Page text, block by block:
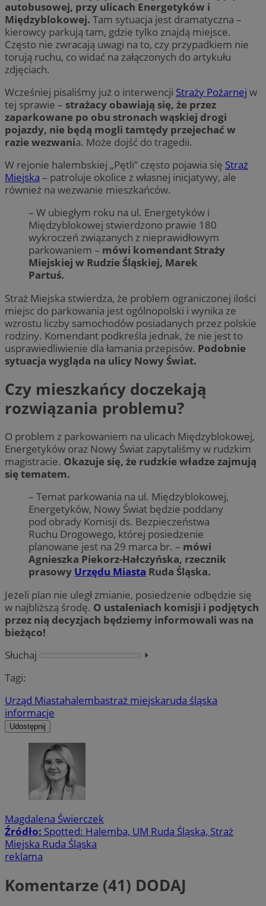
autobusowej, przy ulicach Energetyków i
Międzyblokowej. Tam sytuacja jest dramatyczna –
kierowcy parkują tam, gdzie tylko znajdą miejsce.
Często nie zwracają uwagi na to, czy przypadkiem nie
torują ruchu, co widać na załączonych do artykułu
zdjęciach.
Wcześniej pisaliśmy już o interwencji Straży Pożarnej w
tej sprawie – strażacy obawiają się, że przez
zaparkowane po obu stronach wąskiej drogi
pojazdy, nie będą mogli tamtędy przejechać w
razie wezwania. Może dojść do tragedii.
W rejonie halembskiej „Pętli” często pojawia się Straż
Miejska – patroluje okolice z własnej inicjatywy, ale
również na wezwanie mieszkańców.
– W ubiegłym roku na ul. Energetyków i
Międzyblokowej stwierdzono prawie 180
wykroczeń związanych z nieprawidłowym
parkowaniem – mówi komendant Straży
Miejskiej w Rudzie Śląskiej, Marek
Partuś.
Straż Miejska stwierdza, że problem ograniczonej ilości
miejsc do parkowania jest ogólnopolski i wynika ze
wzrostu liczby samochodów posiadanych przez polskie
rodziny. Komendant podkreśla jednak, że nie jest to
usprawiedliwienie dla łamania przepisów. Podobnie
sytuacja wygląda na ulicy Nowy Świat.
Czy mieszkańcy doczekają
rozwiązania problemu?
O problem z parkowaniem na ulicach Międzyblokowej,
Energetyków oraz Nowy Świat zapytaliśmy w rudzkim
magistracie. Okazuje się, że rudzkie władze zajmują
się tematem.
– Temat parkowania na ul. Międzyblokowej,
Energetyków, Nowy Świat będzie poddany
pod obrady Komisji ds. Bezpieczeństwa
Ruchu Drogowego, której posiedzenie
planowane jest na 29 marca br. – mówi
Agnieszka Piekorz-Hałczyńska, rzecznik
prasowy Urzędu Miasta Ruda Śląska.
Jeżeli plan nie uległ zmianie, posiedzenie odbędzie się
w najbliższą środę. O ustaleniach komisji i podjętych
przez nią decyzjach będziemy informowali was na
bieżąco!
Słuchaj
⏵︎
Tagi:
Urząd Miastahalembastraż miejskaruda śląska
informacje
Udostępnij
Magdalena Świerczek
Źródło: Spotted: Halemba, UM Ruda Śląska, Straż
Miejska Ruda Śląska
reklama
Komentarze (41) DODAJ